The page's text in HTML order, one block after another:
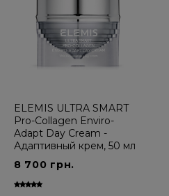
ELEMIS ULTRA SMART
Pro-Collagen Enviro-
Adapt Day Cream -
Адаптивный крем, 50 мл
8 700 грн.